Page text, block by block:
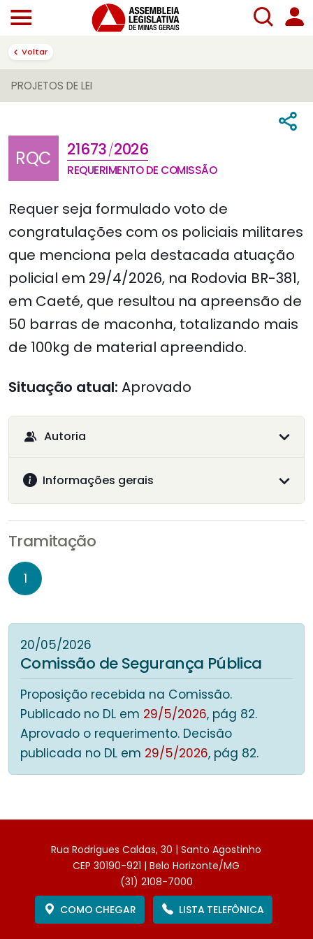
Voltar
PROJETOS DE LEI
RQC 21673/2026
REQUERIMENTO DE COMISSÃO
Requer seja formulado voto de
congratulações com os policiais militares
que menciona pela destacada atuação
policial em 29/4/2026, na Rodovia BR-381,
em Caeté, que resultou na apreensão de
50 barras de maconha, totalizando mais
de 100kg de material apreendido.
Situação atual: Aprovado
Autoria
Informações gerais
Tramitação
1
20/05/2026
Comissão de Segurança Pública
Proposição recebida na Comissão.
Publicado no DL em 29/5/2026, pág 82.
Aprovado o requerimento. Decisão
publicada no DL em 29/5/2026, pág 82.
Rua Rodrigues Caldas, 30 | Santo Agostinho
CEP 30190-921 | Belo Horizonte/MG
(31) 2108-7000
COMO CHEGAR
LISTA TELEFÔNICA